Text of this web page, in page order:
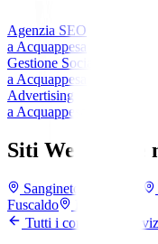
Agenzia SEO
a Acquappesa
Gestione Social
a Acquappesa
Advertising
a Acquappesa
Siti Web anche
Sangineto
Fuscaldo
Tutti i comuni e i